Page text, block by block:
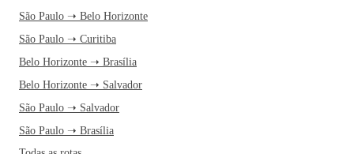
São Paulo ➝ Belo Horizonte
São Paulo ➝ Curitiba
Belo Horizonte ➝ Brasília
Belo Horizonte ➝ Salvador
São Paulo ➝ Salvador
São Paulo ➝ Brasília